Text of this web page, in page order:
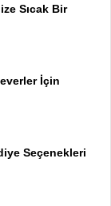
Sıcak Bir
İçin
Seçenekleri